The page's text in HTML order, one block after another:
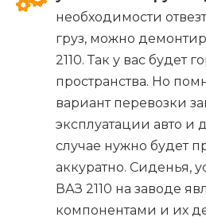
необходимости
груз, можно
2110. Так у вас будет
пространства. Но
вариант перевозки
эксплуатации авто и
случае нужно будет
аккуратно. Сиденья,
ВАЗ 2110 на заводе
компонентами и их